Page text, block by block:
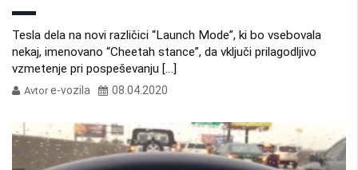
Tesla dela na novi različici “Launch Mode”, ki bo vsebovala
nekaj, imenovano “Cheetah stance”, da vključi prilagodljivo
vzmetenje pri pospeševanju […]
Avtor e-vozila 08.04.2020